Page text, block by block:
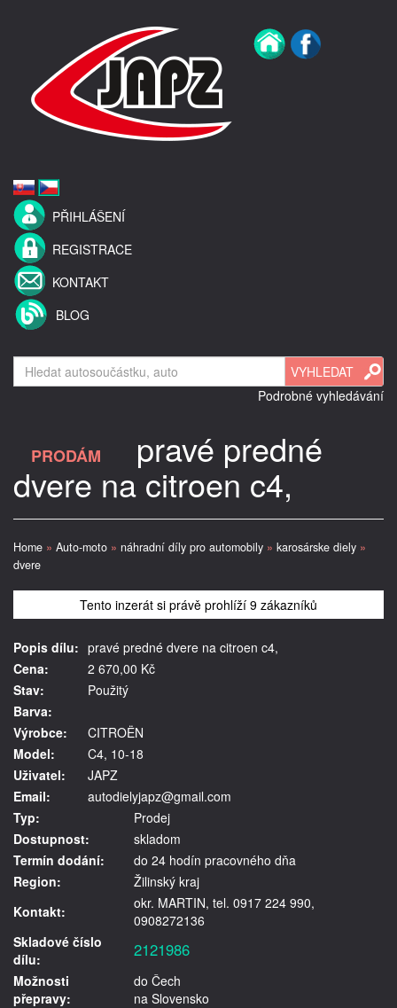
PŘIHLÁŠENÍ
REGISTRACE
KONTAKT
BLOG
Podrobné vyhledávání
PRODÁM pravé predné
dvere na citroen c4,
Home » Auto-moto » náhradní díly pro automobily » karosárske diely »
dvere
Tento inzerát si právě prohlíží 9 zákazníků
Popis dílu: pravé predné dvere na citroen c4,
Cena:
2 670,00 Kč
Stav:
Použitý
Barva:
Výrobce:
CITROËN
Model:
C4, 10-18
Uživatel:
JAPZ
Email:
autodielyjapz@gmail.com
Typ:
Prodej
Dostupnost:
skladom
Termín dodání:
do 24 hodín pracovného dňa
Region:
Žilinský kraj
Kontakt:
okr. MARTIN, tel. 0917 224 990,
0908272136
Skladové číslo
dílu:
2121986
Možnosti
přepravy:
do Čech
na Slovensko